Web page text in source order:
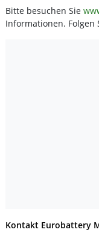
Bitte besuchen Sie
Informationen. Folgen
Kontakt Eurobattery